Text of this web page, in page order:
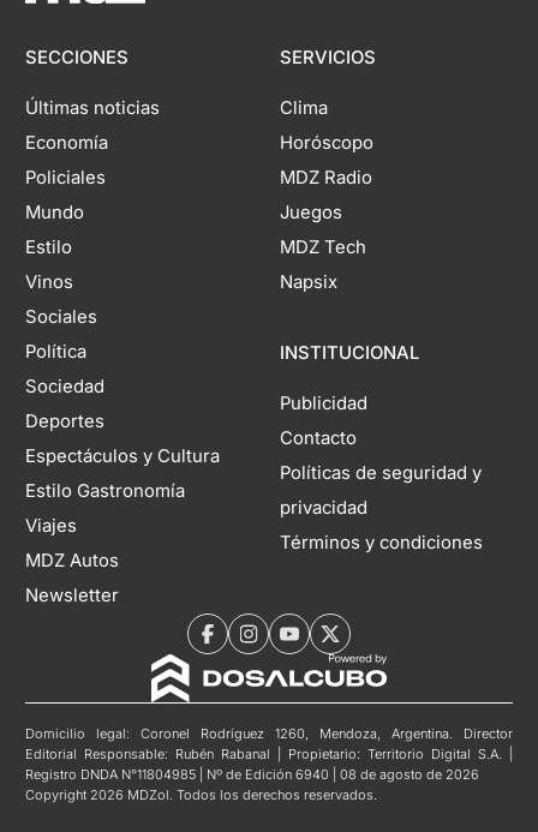
SECCIONES
Últimas noticias
Economía
Policiales
Mundo
Estilo
Vinos
Sociales
Política
Sociedad
Deportes
Espectáculos y Cultura
Estilo Gastronomía
Viajes
MDZ Autos
Newsletter
SERVICIOS
Clima
Horóscopo
MDZ Radio
Juegos
MDZ Tech
Napsix
INSTITUCIONAL
Publicidad
Contacto
Políticas de seguridad y
privacidad
Términos y condiciones
Domicilio legal: Coronel Rodríguez 1260, Mendoza, Argentina. Director
Editorial Responsable: Rubén Rabanal | Propietario: Territorio Digital S.A. |
Registro DNDA N°11804985 | Nº de Edición 6940 | 08 de agosto de 2026
Copyright 2026 MDZol. Todos los derechos reservados.